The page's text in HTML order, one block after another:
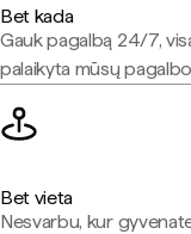
Bet kada
Gauk pagalbą 24/7,
palaikyta mūsų
Bet vieta
Nesvarbu, kur